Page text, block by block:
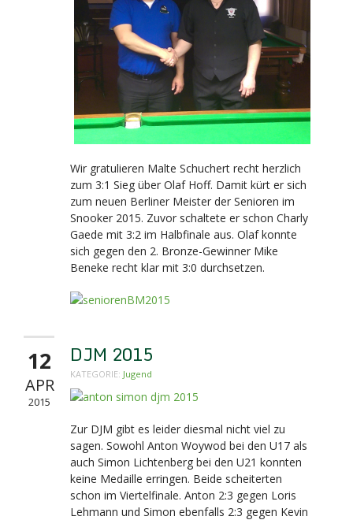
Wir gratulieren Malte Schuchert recht herzlich
zum 3:1 Sieg über Olaf Hoff. Damit kürt er sich
zum neuen Berliner Meister der Senioren im
Snooker 2015. Zuvor schaltete er schon Charly
Gaede mit 3:2 im Halbfinale aus. Olaf konnte
sich gegen den 2. Bronze-Gewinner Mike
Beneke recht klar mit 3:0 durchsetzen.
12
APR
2015
DJM 2015
KATEGORIE: Jugend
Zur DJM gibt es leider diesmal nicht viel zu
sagen. Sowohl Anton Woywod bei den U17 als
auch Simon Lichtenberg bei den U21 konnten
keine Medaille erringen. Beide scheiterten
schon im Viertelfinale. Anton 2:3 gegen Loris
Lehmann und Simon ebenfalls 2:3 gegen Kevin